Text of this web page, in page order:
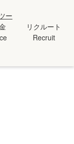
リクルート
Recruit